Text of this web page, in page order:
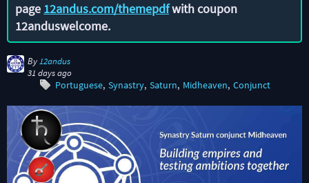
page 12andus.com/themepdfwith coupon
12anduswelcome.
By 12andus
31 days ago
Portuguese Synastry Saturn Midheaven Conjunct